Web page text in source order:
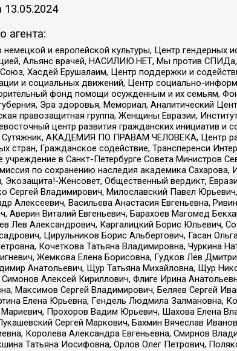
13.05.2024
агента:
и европейской культуры, Центр гендерных
Альянс врачей, НАСИЛИЮ.НЕТ, Мы против
Хасдей Ерушалаим, Центр поддержки и
и социальных движений, Центр социально-
фонд помощи осужденным и их семьям,
Эра здоровья, Мемориал, Аналитический
правозащитная группа, Женщины Евразии,
центр развития гражданских инициатив и
Сутяжник, АКАДЕМИЯ ПО ПРАВАМ ЧЕЛОВЕКА, Центр
стран, Гражданское содействие, Трансперенси
в Санкт-Петербурге Совета Министров
по сохранению наследия академика
Женсовет, Общественный вердикт,
Сергей Владимирович, Милославский Павел
Васильева Анастасия Евгеньевна,
Аверин Виталий Евгеньевич, Барахоев Магомед
Александрович, Каргалицкий Борис Юльевич,
Цирульников Борис Альбертович, Гасан
Кочеткова Татьяна Владимировна, Чуркина
Жемкова Елена Борисовна, Гудков Лев
Анатольевич, Щур Татьяна Михайловна, Щур
Алексей Кириллович, Флиге Ирина
Максимов Сергей Владимирович, Беляев Сергей
Елена Юрьевна, Гендель Людмила Залмановна,
Прохоров Вадим Юрьевич, Шахова Елена
Сергей Маркович, Бахмин Вячеслав
Королева Александра Евгеньевна, Смирнов
Татьяна Иосифовна, Орлов Олег Петрович,